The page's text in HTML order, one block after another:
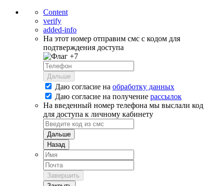
Content
verify
added-info
На этот номер отправим смс с кодом для
подтверждения доступа
+7
Дальше
Даю согласие на обработку данных
Даю согласие на получение рассылок
На введенный номер телефона мы выслали код
для доступа к личному кабинету
Дальше
Назад
Завершить